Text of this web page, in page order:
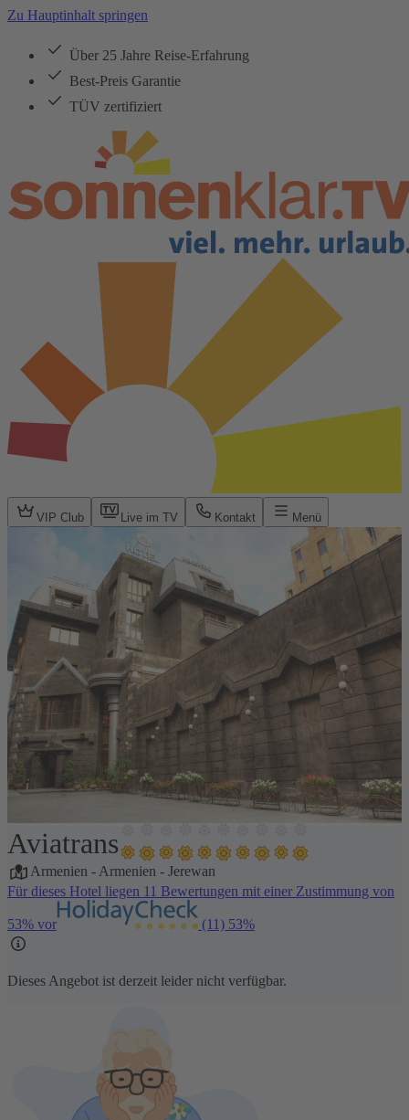
Zu Hauptinhalt springen
Über 25 Jahre Reise-Erfahrung
Best-Preis Garantie
TÜV zertifiziert
VIP Club Live im TV Kontakt Menü
Aviatrans
Armenien -Armenien - Jerewan
Für dieses Hotel liegen 11 Bewertungen mit einer Zustimmung von
53% vor (11) 53%
Dieses Angebot ist derzeit leider nicht verfügbar.